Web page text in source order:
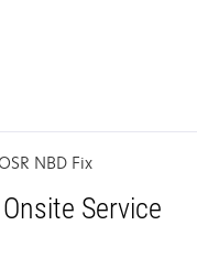
NBD Fix
Service